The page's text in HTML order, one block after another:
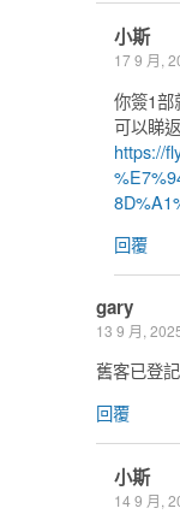
小斯
17 9 月,
你簽1部
可以睇
https://
回覆
gary
13 9 月,
舊客已登
回覆
小斯
14 9 月,